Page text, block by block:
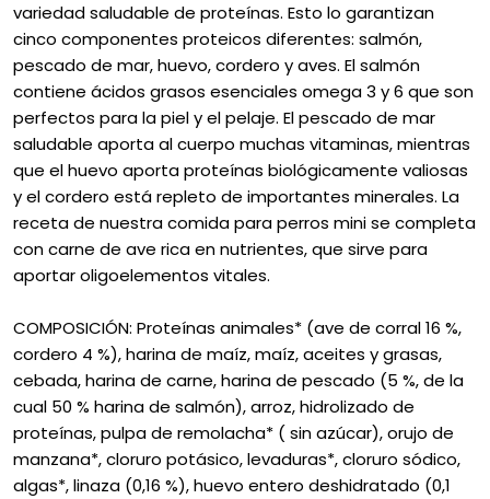
variedad saludable de proteínas. Esto lo garantizan
cinco componentes proteicos diferentes: salmón,
pescado de mar, huevo, cordero y aves. El salmón
contiene ácidos grasos esenciales omega 3 y 6 que son
perfectos para la piel y el pelaje. El pescado de mar
saludable aporta al cuerpo muchas vitaminas, mientras
que el huevo aporta proteínas biológicamente valiosas
y el cordero está repleto de importantes minerales. La
receta de nuestra comida para perros mini se completa
con carne de ave rica en nutrientes, que sirve para
aportar oligoelementos vitales.
COMPOSICIÓN: Proteínas animales* (ave de corral 16 %,
cordero 4 %), harina de maíz, maíz, aceites y grasas,
cebada, harina de carne, harina de pescado (5 %, de la
cual 50 % harina de salmón), arroz, hidrolizado de
proteínas, pulpa de remolacha* ( sin azúcar), orujo de
manzana*, cloruro potásico, levaduras*, cloruro sódico,
algas*, linaza (0,16 %), huevo entero deshidratado (0,1